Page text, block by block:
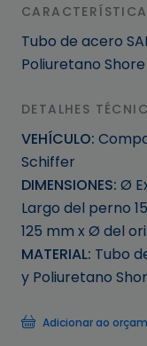
Tubo de acero
Poliuretano
DETALHES
VEHÍCULO:
Schiffer
DIMENSIONES: Ø
Largo del perno
125 mm x Ø del
MATERIAL: Tubo
y Poliuretano
Adicionar ao